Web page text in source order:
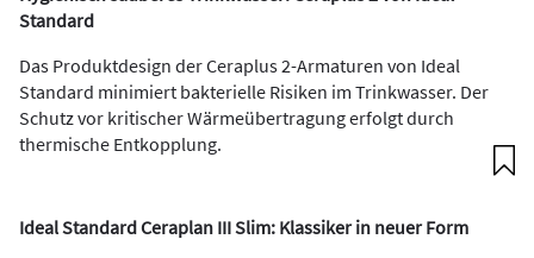
Standard
Das Produktdesign der Ceraplus 2-Armaturen von Ideal
Standard minimiert bakterielle Risiken im Trinkwasser. Der
Schutz vor kritischer Wärmeübertragung erfolgt durch
thermische Entkopplung.
Ideal Standard Ceraplan III Slim: Klassiker in neuer Form